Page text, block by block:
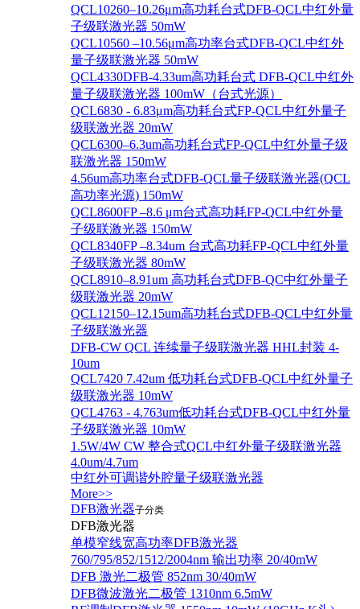
QCL10260–10.26μm高功耗台式DFB-QCL中红外量
子级联激光器 50mW
QCL10560 –10.56μm高功率台式DFB-QCL中红外
量子级联激光器 50mW
QCL4330DFB-4.33um高功耗台式 DFB-QCL中红外
量子级联激光器 100mW（台式光源）
QCL6830 - 6.83μm高功耗台式FP-QCL中红外量子
级联激光器 20mW
QCL6300–6.3um高功耗台式FP-QCL中红外量子级
联激光器 150mW
4.56um高功率台式DFB-QCL量子级联激光器(QCL
高功率光源) 150mW
QCL8600FP –8.6 μm台式高功耗FP-QCL中红外量
子级联激光器 150mW
QCL8340FP –8.34um 台式高功耗FP-QCL中红外量
子级联激光器 80mW
QCL8910–8.91um 高功耗台式DFB-QC中红外量子
级联激光器 20mW
QCL12150–12.15um高功耗台式DFB-QCL中红外量
子级联激光器
DFB-CW QCL 连续量子级联激光器 HHL封装 4-
10um
QCL7420 7.42um 低功耗台式DFB-QCL中红外量子
级联激光器 10mW
QCL4763 - 4.763um低功耗台式DFB-QCL中红外量
子级联激光器 10mW
1.5W/4W CW 整合式QCL中红外量子级联激光器
4.0um/4.7um
中红外可调谐外腔量子级联激光器
More>>
DFB激光器子分类
DFB激光器
单模窄线宽高功率DFB激光器
760/795/852/1512/2004nm 输出功率 20/40mW
DFB 激光二极管 852nm 30/40mW
DFB微波激光二极管 1310nm 6.5mW